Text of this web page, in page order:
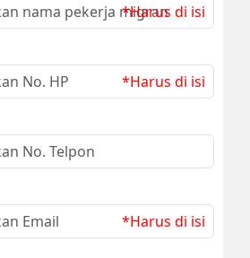
*Harus di isi
*Harus di isi
*Harus di isi